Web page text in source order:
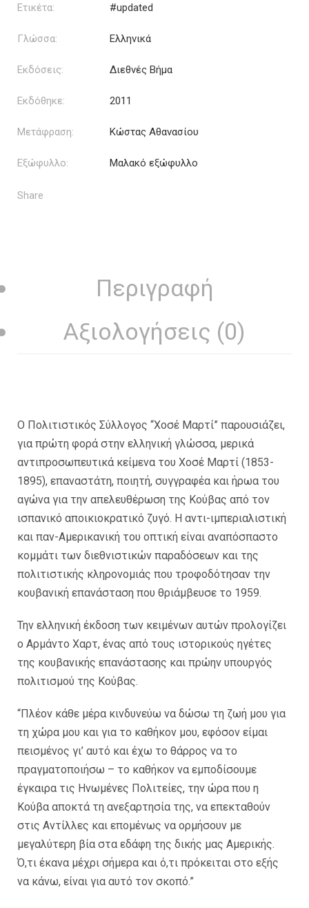
Ετικέτα: #updated
Γλώσσα: Ελληνικά
Εκδόσεις: Διεθνές Βήμα
Εκδόθηκε: 2011
Μετάφραση: Κώστας Αθανασίου
Εξώφυλλο: Μαλακό εξώφυλλο
Share
Περιγραφή
Αξιολογήσεις (0)
Ο Πολιτιστικός Σύλλογος “Χοσέ Μαρτί” παρουσιάζει,
για πρώτη φορά στην ελληνική γλώσσα, μερικά
αντιπροσωπευτικά κείμενα του Χοσέ Μαρτί (1853-
1895), επαναστάτη, ποιητή, συγγραφέα και ήρωα του
αγώνα για την απελευθέρωση της Κούβας από τον
ισπανικό αποικιοκρατικό ζυγό. Η αντι-ιμπεριαλιστική
και παν-Αμερικανική του οπτική είναι αναπόσπαστο
κομμάτι των διεθνιστικών παραδόσεων και της
πολιτιστικής κληρονομιάς που τροφοδότησαν την
κουβανική επανάσταση που θριάμβευσε το 1959.
Την ελληνική έκδοση των κειμένων αυτών προλογίζει
ο Αρμάντο Χαρτ, ένας από τους ιστορικούς ηγέτες
της κουβανικής επανάστασης και πρώην υπουργός
πολιτισμού της Κούβας.
“Πλέον κάθε μέρα κινδυνεύω να δώσω τη ζωή μου για
τη χώρα μου και για το καθήκον μου, εφόσον είμαι
πεισμένος γι’ αυτό και έχω το θάρρος να το
πραγματοποιήσω – το καθήκον να εμποδίσουμε
έγκαιρα τις Ηνωμένες Πολιτείες, την ώρα που η
Κούβα αποκτά τη ανεξαρτησία της, να επεκταθούν
στις Αντίλλες και επομένως να ορμήσουν με
μεγαλύτερη βία στα εδάφη της δικής μας Αμερικής.
Ό,τι έκανα μέχρι σήμερα και ό,τι πρόκειται στο εξής
να κάνω, είναι για αυτό τον σκοπό.”